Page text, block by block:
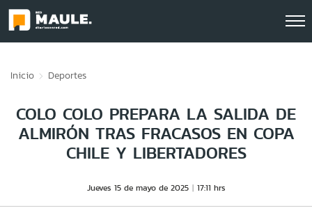
Inicio Deportes
COLO COLO PREPARA LA SALIDA DE
ALMIRÓN TRAS FRACASOS EN COPA
CHILE Y LIBERTADORES
Jueves 15 de mayo de 2025 17:11 hrs